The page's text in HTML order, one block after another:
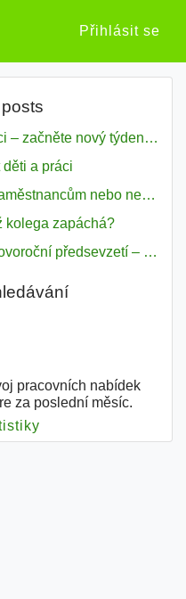
Přihlásit se
Pondělí v práci – začněte nový týden s motivací
a práci
Žije se lépe zaměstnancům nebo nezavislým pracovníkům
kolega zapáchá?
Jak dodržet novoroční předsevzetí – naše tipy pro dobrý začátek roku 2018
pracovních nabídek
za poslední měsíc.